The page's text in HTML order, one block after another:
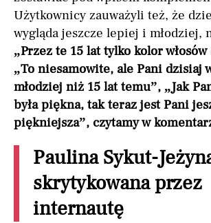
Użytkownicy zauważyli też, że
wygląda jeszcze lepiej i młodziej,
„Przez te 15 lat tylko kolor
„To niesamowite, ale Pani dzisiaj
młodziej niż 15 lat temu”, „Jak
była piękna, tak teraz jest Pani
piękniejsza”, czytamy w
Paulina Sykut-
skrytykowana przez
internautę